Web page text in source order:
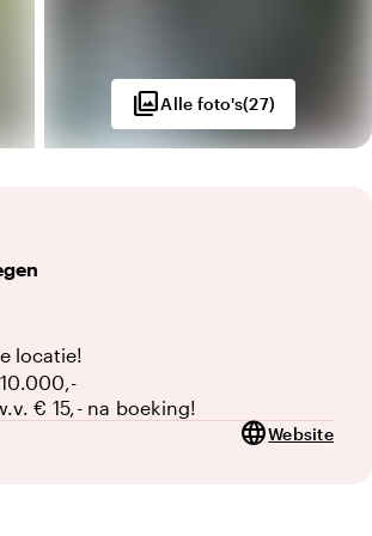
photo_libraryAlle foto's(27)
locatie!
€ 15,- na boeking!
languageWebsite